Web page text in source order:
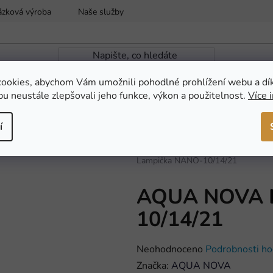
abychom Vám umožnili pohodlné prohlížení webu a
neustále zlepšovali jeho funkce, výkon a použitelnost. Více
výroba Naše služby
AKCE
Lampička NANO-10/14/21
AQUA NOVA
10/14/21
Průměrné
hodnocení
Neohodnoceno Podrobnosti
Značka: AQUA NOVA